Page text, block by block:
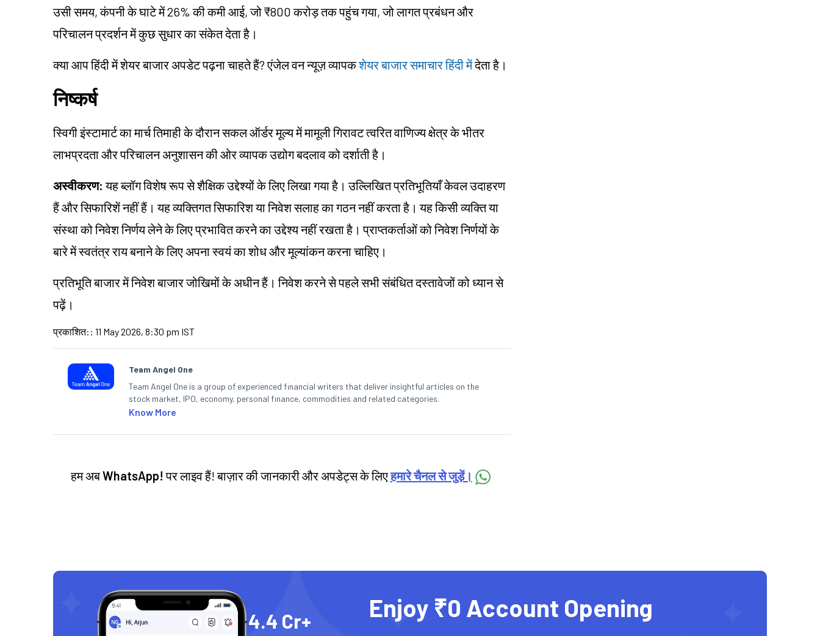
उसी समय, कंपनी के घाटे में 26% की कमी आई, जो ₹800 करोड़ तक पहुंच गया, जो लागत प्रबंधन और
परिचालन प्रदर्शन में कुछ सुधार का संकेत देता है।
क्या आप हिंदी में शेयर बाजार अपडेट पढ़ना चाहते हैं? एंजेल वन न्यूज़ व्यापकशेयर बाजार समाचार हिंदी मेंदेता है।
निष्कर्ष
स्विगी इंस्टामार्ट का मार्च तिमाही के दौरान सकल ऑर्डर मूल्य में मामूली गिरावट त्वरित वाणिज्य क्षेत्र के भीतर
लाभप्रदता और परिचालन अनुशासन की ओर व्यापक उद्योग बदलाव को दर्शाती है।
अस्वीकरण:यह ब्लॉग विशेष रूप से शैक्षिक उद्देश्यों के लिए लिखा गया है। उल्लिखित प्रतिभूतियाँ केवल उदाहरण
हैं और सिफारिशें नहीं हैं। यह व्यक्तिगत सिफारिश या निवेश सलाह का गठन नहीं करता है। यह किसी व्यक्ति या
संस्था को निवेश निर्णय लेने के लिए प्रभावित करने का उद्देश्य नहीं रखता है। प्राप्तकर्ताओं को निवेश निर्णयों के
बारे में स्वतंत्र राय बनाने के लिए अपना स्वयं का शोध और मूल्यांकन करना चाहिए।
प्रतिभूति बाजार में निवेश बाजार जोखिमों के अधीन हैं। निवेश करने से पहले सभी संबंधित दस्तावेजों को ध्यान से
पढ़ें।
प्रकाशित: : 11 May 2026, 8:30 pm IST
Team Angel One
Team Angel One is a group of experienced financial writers that deliver insightful articles on the
stock market, IPO, economy, personal finance, commodities and related categories.
Know More
हम अबWhatsApp! पर लाइव हैं! बाज़ार की जानकारी और अपडेट्स के लिएहमारे चैनल से जुड़ें।
4.4 Cr+
Enjoy ₹0 Account Opening